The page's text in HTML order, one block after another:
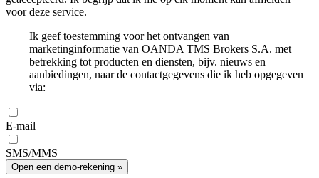
voor deze service.
Ik geef toestemming voor het ontvangen van
marketinginformatie van OANDA TMS Brokers S.A. met
betrekking tot producten en diensten, bijv. nieuws en
aanbiedingen, naar de contactgegevens die ik heb opgegeven
via:
E-mail
SMS/MMS
Open een demo-rekening »